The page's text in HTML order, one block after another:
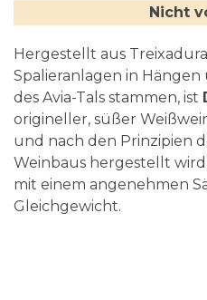
Nicht
Hergestellt aus
Spalieranlagen in Hängen
des Avia-Tals stammen, ist
origineller, süßer
und nach den Prinzipien
Weinbaus hergestellt
mit einem angenehmen
Gleichgewicht.